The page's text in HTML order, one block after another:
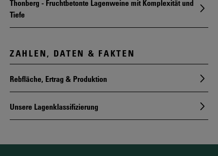
Thonberg - Fruchtbetonte Lagenweine mit Komplexität und
Tiefe
ZAHLEN, DATEN & FAKTEN
Rebfläche, Ertrag & Produktion
Unsere Lagenklassifizierung